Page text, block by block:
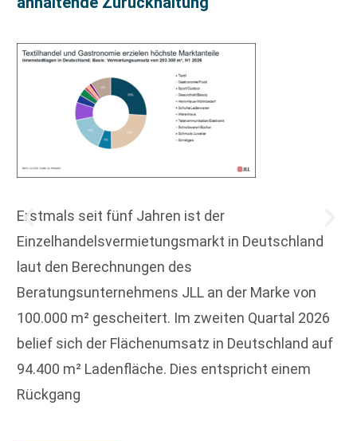
Erstmals seit fünf Jahren ist der
Einzelhandelsvermietungsmarkt in Deutschland
laut den Berechnungen des
Beratungsunternehmens JLL an der Marke von
100.000 m² gescheitert. Im zweiten Quartal 2026
belief sich der Flächenumsatz in Deutschland auf
94.400 m² Ladenfläche. Dies entspricht einem
Rückgang